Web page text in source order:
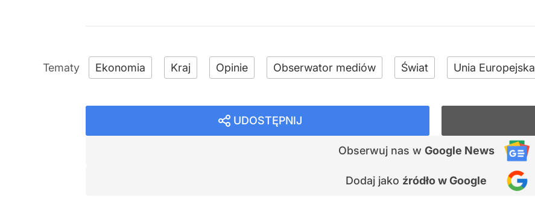
Ekonomia Kraj Opinie Obserwator mediów Świat Unia Europejska
UDOSTĘPNIJ
Obserwuj nas w Google News
Dodaj jako źródło w Google